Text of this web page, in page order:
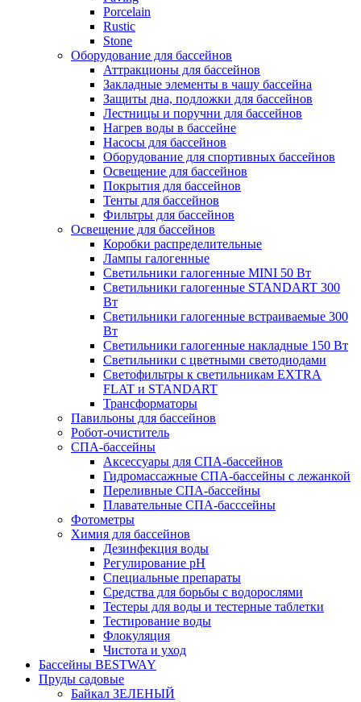
Porcelain
Rustic
Stone
Оборудование для бассейнов
Аттракционы для бассейнов
Закладные элементы в чашу бассейна
Защиты дна, подложки для бассейнов
Лестницы и поручни для бассейнов
Нагрев воды в бассейне
Насосы для бассейнов
Оборудование для спортивных бассейнов
Освещение для бассейнов
Покрытия для бассейнов
Тенты для бассейнов
Фильтры для бассейнов
Освещение для бассейнов
Коробки распределительные
Лампы галогенные
Светильники галогенные MINI 50 Вт
Светильники галогенные STANDART 300
Вт
Светильники галогенные встраиваемые 300
Вт
Светильники галогенные накладные 150 Вт
Светильники с цветными светодиодами
Светофильтры к светильникам EXTRA
FLAT и STANDART
Трансформаторы
Павильоны для бассейнов
Робот-очиститель
СПА-бассейны
Аксессуары для СПА-бассейнов
Гидромассажные СПА-бассейны с лежанкой
Переливные СПА-бассейны
Плавательные СПА-басссейны
Фотометры
Химия для бассейнов
Дезинфекция воды
Регулирование pH
Специальные препараты
Средства для борьбы с водорослями
Тестеры для воды и тестерные таблетки
Тестирование воды
Флокуляция
Чистота и уход
Бассейны BESTWAY
Пруды садовые
Байкал ЗЕЛЕНЫЙ